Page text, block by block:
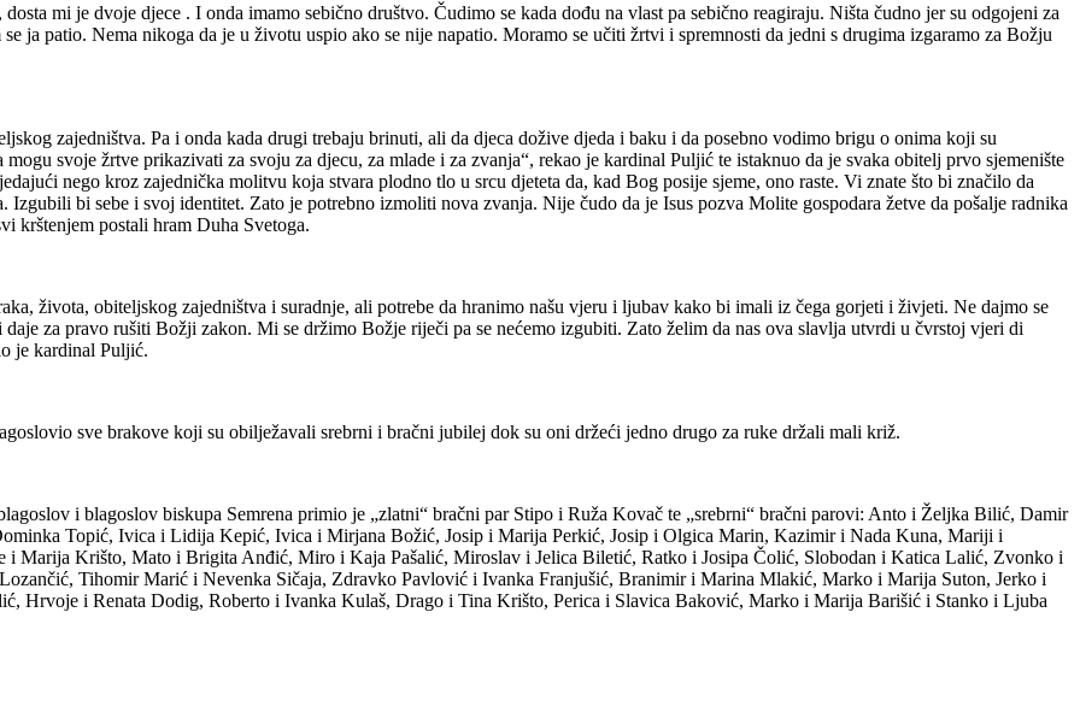
mi je dvoje djece . I onda imamo sebično društvo. Čudimo se kada dođu na vlast pa sebično reagiraju. Ništa čudno jer su odgojeni za
ja patio. Nema nikoga da je u životu uspio ako se nije napatio. Moramo se učiti žrtvi i spremnosti da jedni s drugima izgaramo za Božju
zajedništva. Pa i onda kada drugi trebaju brinuti, ali da djeca dožive djeda i baku i da posebno vodimo brigu o onima koji su
svoje žrtve prikazivati za svoju za djecu, za mlade i za zvanja“, rekao je kardinal Puljić te istaknuo da je svaka obitelj prvo sjemenište
nego kroz zajednička molitvu koja stvara plodno tlo u srcu djeteta da, kad Bog posije sjeme, ono raste. Vi znate što bi značilo da
Izgubili bi sebe i svoj identitet. Zato je potrebno izmoliti nova zvanja. Nije čudo da je Isus pozva Molite gospodara žetve da pošalje radnika
krštenjem postali hram Duha Svetoga.
života, obiteljskog zajedništva i suradnje, ali potrebe da hranimo našu vjeru i ljubav kako bi imali iz čega gorjeti i živjeti. Ne dajmo se
za pravo rušiti Božji zakon. Mi se držimo Božje riječi pa se nećemo izgubiti. Zato želim da nas ova slavlja utvrdi u čvrstoj vjeri di
je kardinal Puljić.
sve brakove koji su obilježavali srebrni i bračni jubilej dok su oni držeći jedno drugo za ruke držali mali križ.
i blagoslov biskupa Semrena primio je „zlatni“ bračni par Stipo i Ruža Kovač te „srebrni“ bračni parovi: Anto i Željka Bilić, Damir
Topić, Ivica i Lidija Kepić, Ivica i Mirjana Božić, Josip i Marija Perkić, Josip i Olgica Marin, Kazimir i Nada Kuna, Mariji i
i Marija Krišto, Mato i Brigita Anđić, Miro i Kaja Pašalić, Miroslav i Jelica Biletić, Ratko i Josipa Čolić, Slobodan i Katica Lalić, Zvonko i
Tihomir Marić i Nevenka Sičaja, Zdravko Pavlović i Ivanka Franjušić, Branimir i Marina Mlakić, Marko i Marija Suton, Jerko i
Hrvoje i Renata Dodig, Roberto i Ivanka Kulaš, Drago i Tina Krišto, Perica i Slavica Baković, Marko i Marija Barišić i Stanko i Ljuba